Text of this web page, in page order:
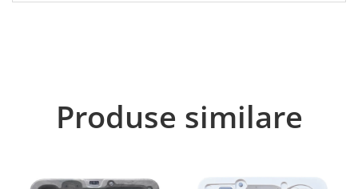
Produse similare